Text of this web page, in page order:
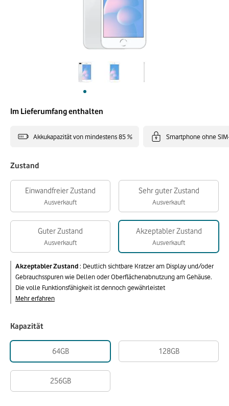
Im Lieferumfang enthalten
Akkukapazität von mindestens 85 % Smartphone ohne
Zustand
Einwandfreier Zustand
Ausverkauft
Sehr guter Zustand
Ausverkauft
Guter Zustand
Ausverkauft
Akzeptabler Zustand
Ausverkauft
Akzeptabler Zustand: Deutlich sichtbare Kratzer am Display und/oder
Gebrauchsspuren wie Dellen oder Oberflächenabnutzung am Gehäuse.
Die volle Funktionsfähigkeit ist dennoch gewährleistet
Mehr erfahren
Kapazität
64GB 128GB
256GB